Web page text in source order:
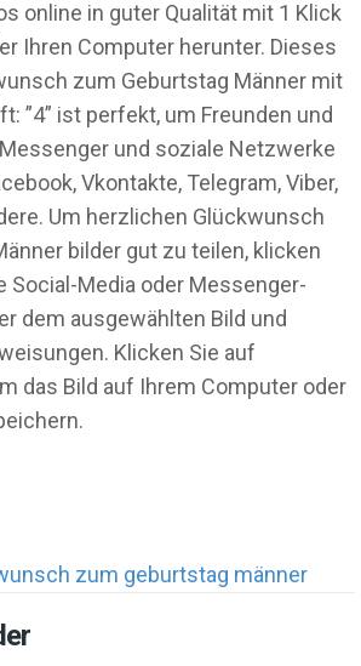
online in guter Qualität mit 1 Klick
Ihren Computer herunter. Dieses
zum Geburtstag Männer mit
”4” ist perfekt, um Freunden und
und soziale Netzwerke
Vkontakte, Telegram, Viber,
Um herzlichen Glückwunsch
bilder gut zu teilen, klicken
Social-Media oder Messenger-
dem ausgewählten Bild und
Klicken Sie auf
das Bild auf Ihrem Computer oder
zum geburtstag männer